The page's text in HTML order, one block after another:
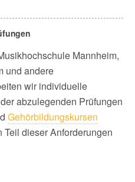
Mannheim,
und andere
wir individuelle
abzulegenden Prüfungen
Gehörbildungskursen
dieser Anforderungen